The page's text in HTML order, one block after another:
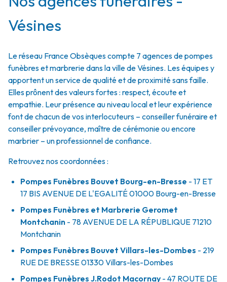
Vésines
Le réseau France Obsèques compte 7 agences de pompes
funèbres et marbrerie dans la ville de Vésines. Les équipes y
apportent un service de qualité et de proximité sans faille.
Elles prônent des valeurs fortes : respect, écoute et
empathie. Leur présence au niveau local et leur expérience
font de chacun de vos interlocuteurs – conseiller funéraire et
conseiller prévoyance, maître de cérémonie ou encore
marbrier – un professionnel de confiance.
Retrouvez nos coordonnées :
Pompes Funèbres Bouvet Bourg-en-Bresse - 17 ET
17 BIS AVENUE DE L'EGALITÉ01000 Bourg-en-Bresse
Pompes Funèbres et Marbrerie Geromet
Montchanin - 78 AVENUE DE LA RÉPUBLIQUE 71210
Montchanin
Pompes Funèbres Bouvet Villars-les-Dombes - 219
RUE DE BRESSE01330Villars-les-Dombes
Pompes Funèbres J.Rodot Macornay - 47 ROUTE DE